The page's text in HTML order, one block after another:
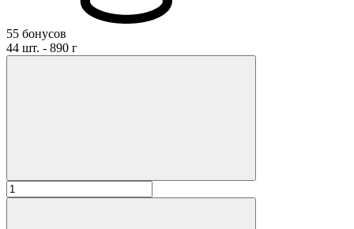
55 бонусов
44 шт. - 890 г